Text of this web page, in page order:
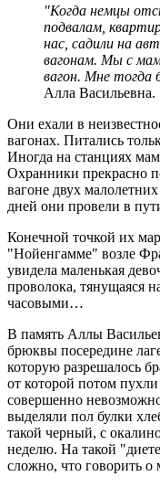
"Когда немцы
подвалам,
нас, садили на
вагонам. Мы с
вагон. Мне тогда
Алла Васильевна.
Они ехали в
вагонах. Питались
Иногда на станциях
Охранники прекрасно
вагоне двух
дней они провели в
Конечной точкой их
"Нойенгамме" возле
увидела маленькая
проволока, тянущаяся
часовыми…
В память Аллы
брюквы посередине
которую разрешалось
от которой потом
совершенно
выделяли пол булки
такой черный, с
неделю. На такой
сложно, что говорить о